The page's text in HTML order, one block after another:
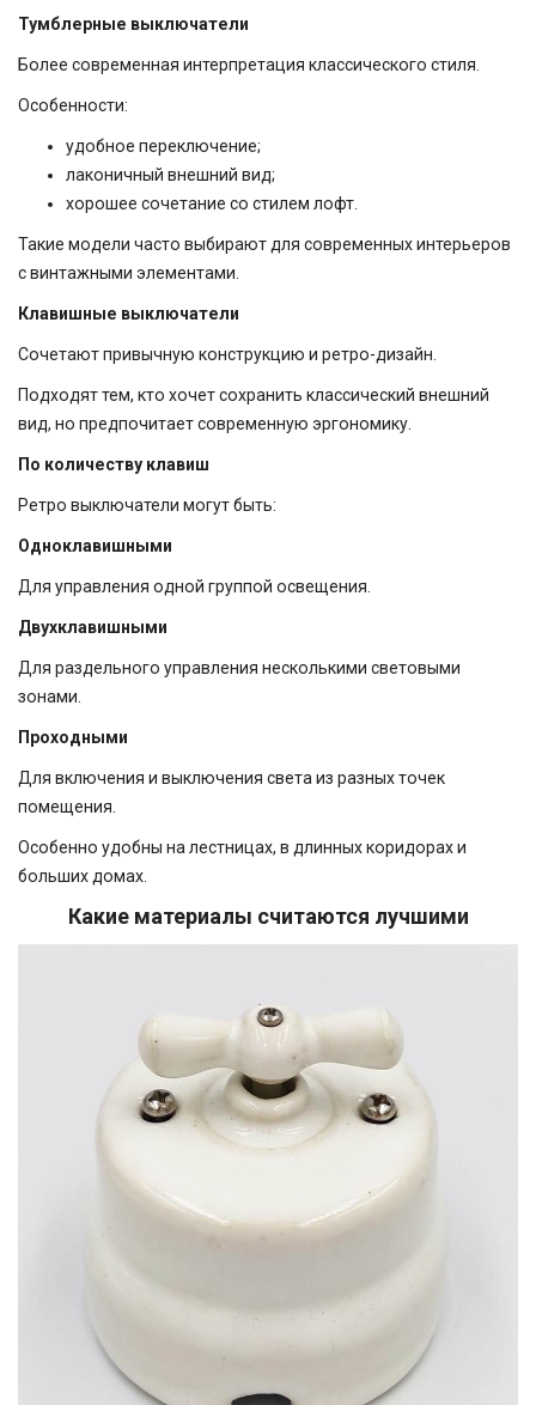
Тумблерные выключатели
Более современная интерпретация классического стиля.
Особенности:
удобное переключение;
лаконичный внешний вид;
хорошее сочетание со стилем лофт.
Такие модели часто выбирают для современных интерьеров
с винтажными элементами.
Клавишные выключатели
Сочетают привычную конструкцию и ретро-дизайн.
Подходят тем, кто хочет сохранить классический внешний
вид, но предпочитает современную эргономику.
По количеству клавиш
Ретро выключатели могут быть:
Одноклавишными
Для управления одной группой освещения.
Двухклавишными
Для раздельного управления несколькими световыми
зонами.
Проходными
Для включения и выключения света из разных точек
помещения.
Особенно удобны на лестницах, в длинных коридорах и
больших домах.
Какие материалы считаются лучшими